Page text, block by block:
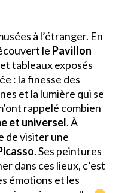
à l’étranger. En
le Pavillon
tableaux exposés
: la finesse des
et la lumière qui se
rappelé combien
et universel. À
de visiter une
. Ses peintures
dans ces lieux, c’est
émotions et les